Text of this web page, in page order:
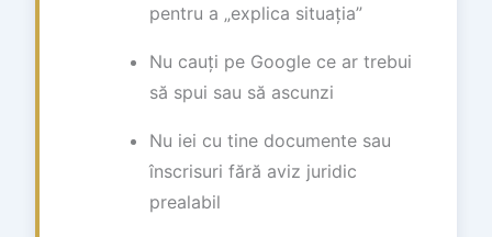
pentru a „explica situația”
Nu cauți pe Google ce ar trebui
să spui sau să ascunzi
Nu iei cu tine documente sau
înscrisuri fără aviz juridic
prealabil